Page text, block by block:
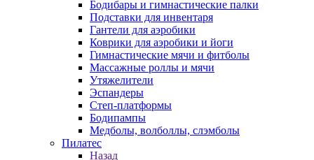
Бодибары и гимнастические палки
Подставки для инвентаря
Гантели для аэробики
Коврики для аэробики и йоги
Гимнастические мячи и фитболы
Массажные роллы и мячи
Утяжелители
Эспандеры
Степ-платформы
Бодипампы
Медболы, волболлы, слэмболы
Пилатес
Назад